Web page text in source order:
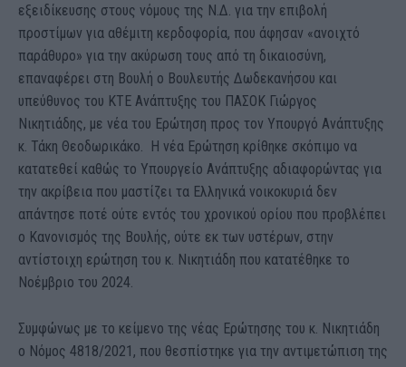
εξειδίκευσης στους νόμους της Ν.Δ. για την επιβολή
προστίμων για αθέμιτη κερδοφορία, που άφησαν «ανοιχτό
παράθυρο» για την ακύρωση τους από τη δικαιοσύνη,
επαναφέρει στη Βουλή ο Βουλευτής Δωδεκανήσου και
υπεύθυνος του ΚΤΕ Ανάπτυξης του ΠΑΣΟΚ Γιώργος
Νικητιάδης, με νέα του Ερώτηση προς τον Υπουργό Ανάπτυξης
κ. Τάκη Θεοδωρικάκο. Η νέα Ερώτηση κρίθηκε σκόπιμο να
κατατεθεί καθώς το Υπουργείο Ανάπτυξης αδιαφορώντας για
την ακρίβεια που μαστίζει τα Ελληνικά νοικοκυριά δεν
απάντησε ποτέ ούτε εντός του χρονικού ορίου που προβλέπει
ο Κανονισμός της Βουλής, ούτε εκ των υστέρων, στην
αντίστοιχη ερώτηση του κ. Νικητιάδη που κατατέθηκε το
Νοέμβριο του 2024.
Συμφώνως με το κείμενο της νέας Ερώτησης του κ. Νικητιάδη
ο Νόμος 4818/2021, που θεσπίστηκε για την αντιμετώπιση της